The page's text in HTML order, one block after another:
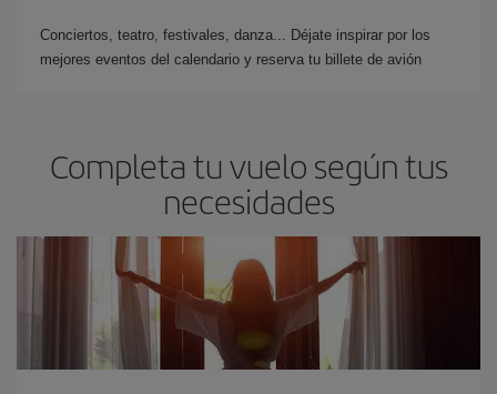
Conciertos, teatro, festivales, danza... Déjate inspirar por los
mejores eventos del calendario y reserva tu billete de avión
Completa tu vuelo según tus
necesidades